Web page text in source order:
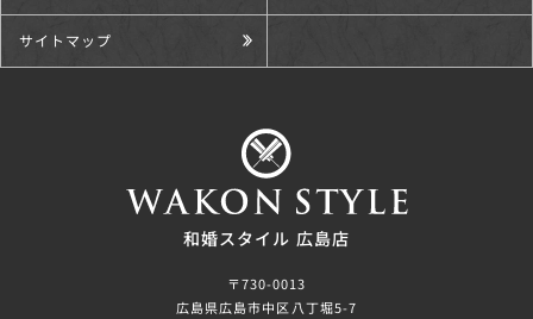
サイトマップ
和婚スタイル 広島店
〒730-0013
広島県広島市中区八丁堀5-7